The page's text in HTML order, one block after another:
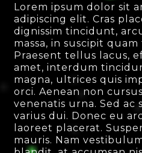
Lorem ipsum dolor sit
adipiscing elit. Cras
dignissim tincidunt,
massa, in suscipit
Praesent tellus lacus,
amet, interdum
magna, ultrices quis
orci. Aenean non
venenatis urna. Sed ac
varius dui. Donec eu
laoreet placerat.
mauris. Nam